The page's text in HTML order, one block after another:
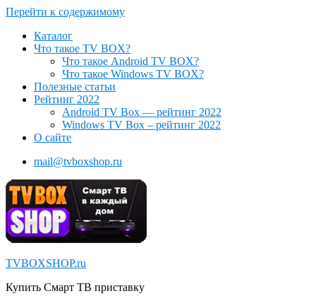
Перейти к содержимому
Каталог
Что такое TV BOX?
Что такое Android TV BOX?
Что такое Windows TV BOX?
Полезные статьи
Рейтинг 2022
Android TV Box — рейтинг 2022
Windows TV Box – рейтинг 2022
О сайте
mail@tvboxshop.ru
TVBOXSHOP.ru
Купить Смарт ТВ приставку